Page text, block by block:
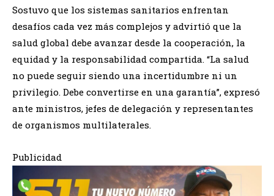
Sostuvo que los sistemas sanitarios enfrentan
desafíos cada vez más complejos y advirtió que la
salud global debe avanzar desde la cooperación, la
equidad y la responsabilidad compartida. “La salud
no puede seguir siendo una incertidumbre ni un
privilegio. Debe convertirse en una garantía”, expresó
ante ministros, jefes de delegación y representantes
de organismos multilaterales.
Publicidad